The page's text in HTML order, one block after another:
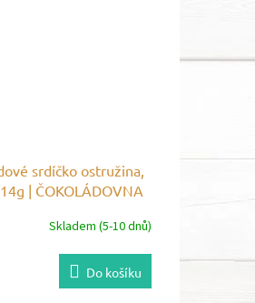
srdíčko ostružina,
| ČOKOLÁDOVNA
Skladem (5-10 dnů)
Do košíku